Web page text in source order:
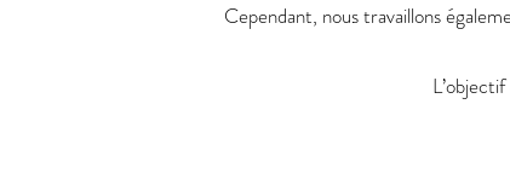
Cependant, nous travaillons